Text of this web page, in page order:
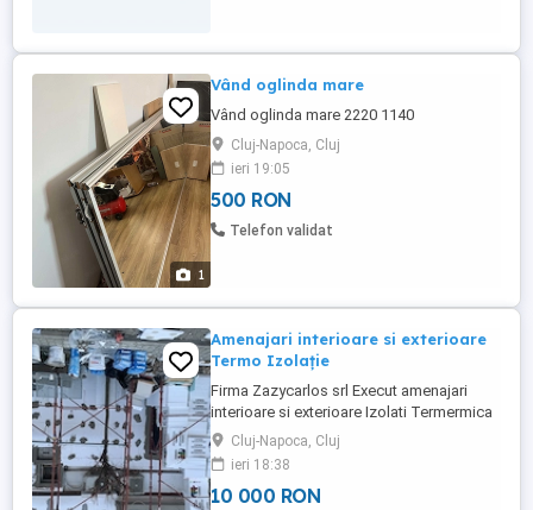
1
Vând oglinda mare
Vând oglinda mare 2220 1140
Cluj-Napoca, Cluj
ieri 19:05
500 RON
Telefon validat
Amenajari interioare si exterioare
Termo Izolație
Firma Zazycarlos srl Execut amenajari
interioare si exterioare Izolati Termermica
Cluj-Napoca, Cluj
ieri 18:38
10 000 RON